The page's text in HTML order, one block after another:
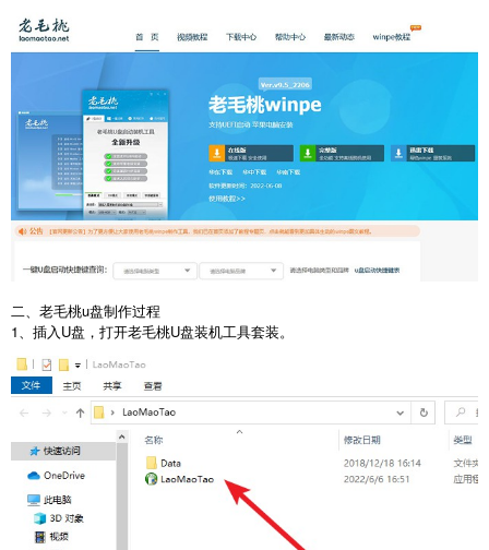
二、老毛桃u盘制作过程
1、插入U盘，打开老毛桃U盘装机工具套装。